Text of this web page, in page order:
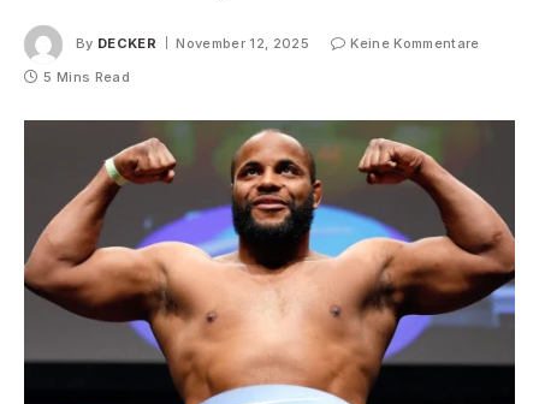
By DECKER November 12, 2025
Keine Kommentare
5 Mins Read